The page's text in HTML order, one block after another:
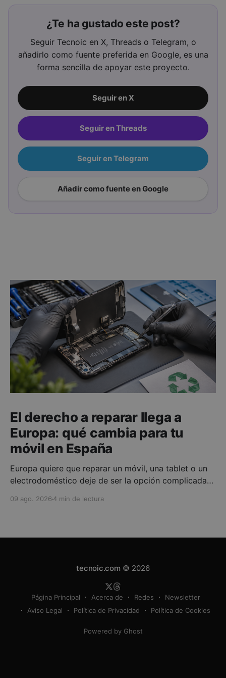
¿Te ha gustado este post?
Seguir Tecnoic en X, Threads o Telegram, o
añadirlo como fuente preferida en Google, es una
forma sencilla de apoyar este proyecto.
Seguir en X
Seguir en Threads
Seguir en Telegram
Añadir como fuente en Google
El derecho a reparar llega a
Europa: qué cambia para tu
móvil en España
Europa quiere que reparar un móvil, una tablet o un
electrodoméstico deje de ser la opción complicada
2026 los Estados miembros debían aplicar la nueva
09 ago. 2026 4 min de lectura
tecnoic.com © 2026
Página Principal Acerca de Redes
Newsletter
Aviso Legal
Política de Privacidad Política de Cookies
Powered by Ghost